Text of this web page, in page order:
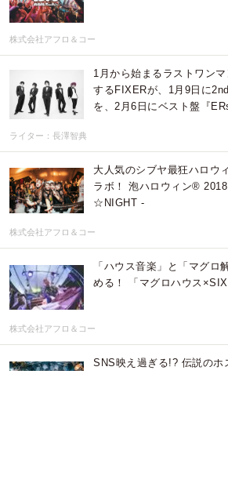
株式会社アフロ＆コー
1月から始まるラストワン
するFIXERが、1月9日に
を、2月6日にベスト盤『
ライター：長澤智典
大人気のシブヤ最狂ハロウ
ラボ！ 泡ハロウィン®
☆NIGHT -
株式会社アフロ＆コー
「ハウス音楽」と「マグロ
める！ 「マグロハウス
株式会社アフロ＆コー
SNS映え過ぎる!? 伝説のホ